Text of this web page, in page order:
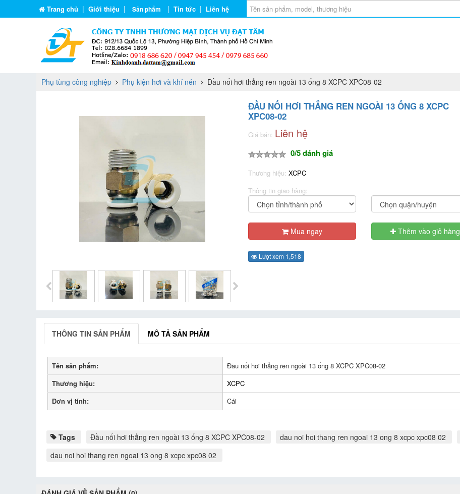
Trang chủ | Giới thiệu | Sản phẩm | Tin tức | Liên hệ
Phụ tùng công nghiệp Phụ kiện hơi và khí nén Đầu nối hơi thẳng ren ngoài 13 ống 8 XCPC XPC08-02
ĐẦU NỐI HƠI THẲNG REN NGOÀI 13 ỐNG 8 XCPC
XPC08-02
Giá bán: Liên hệ
0/5 đánh giá
Thương hiệu: XCPC
Thông tin giao hàng:
Mua ngay Thêm vào giỏ hàng
Lượt xem 1,518
THÔNG TIN SẢN PHẨM MÔ TẢ SẢN PHẨM
Tên sản phẩm:
Đầu nối hơi thẳng ren ngoài 13 ống 8 XCPC XPC08-02
Thương hiệu:
XCPC
Đơn vị tính:
Cái
Tags Đầu nối hơi thẳng ren ngoài 13 ống 8 XCPC XPC08-02 dau noi hoi thang ren ngoai 13 ong 8 xcpc xpc08 02
dau noi hoi thang ren ngoai 13 ong 8 xcpc xpc08 02